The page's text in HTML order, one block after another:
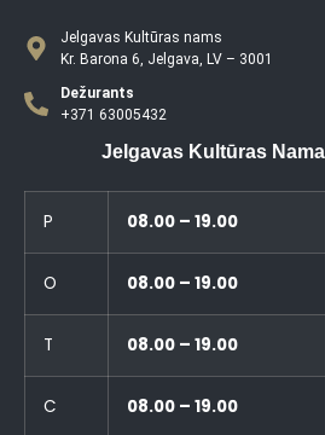
Jelgavas Kultūras nams
Kr. Barona 6, Jelgava, LV – 3001
Dežurants
+371 63005432
Jelgavas Kultūras
P 08.00 – 19.00
O 08.00 – 19.00
T 08.00 – 19.00
C 08.00 – 19.00